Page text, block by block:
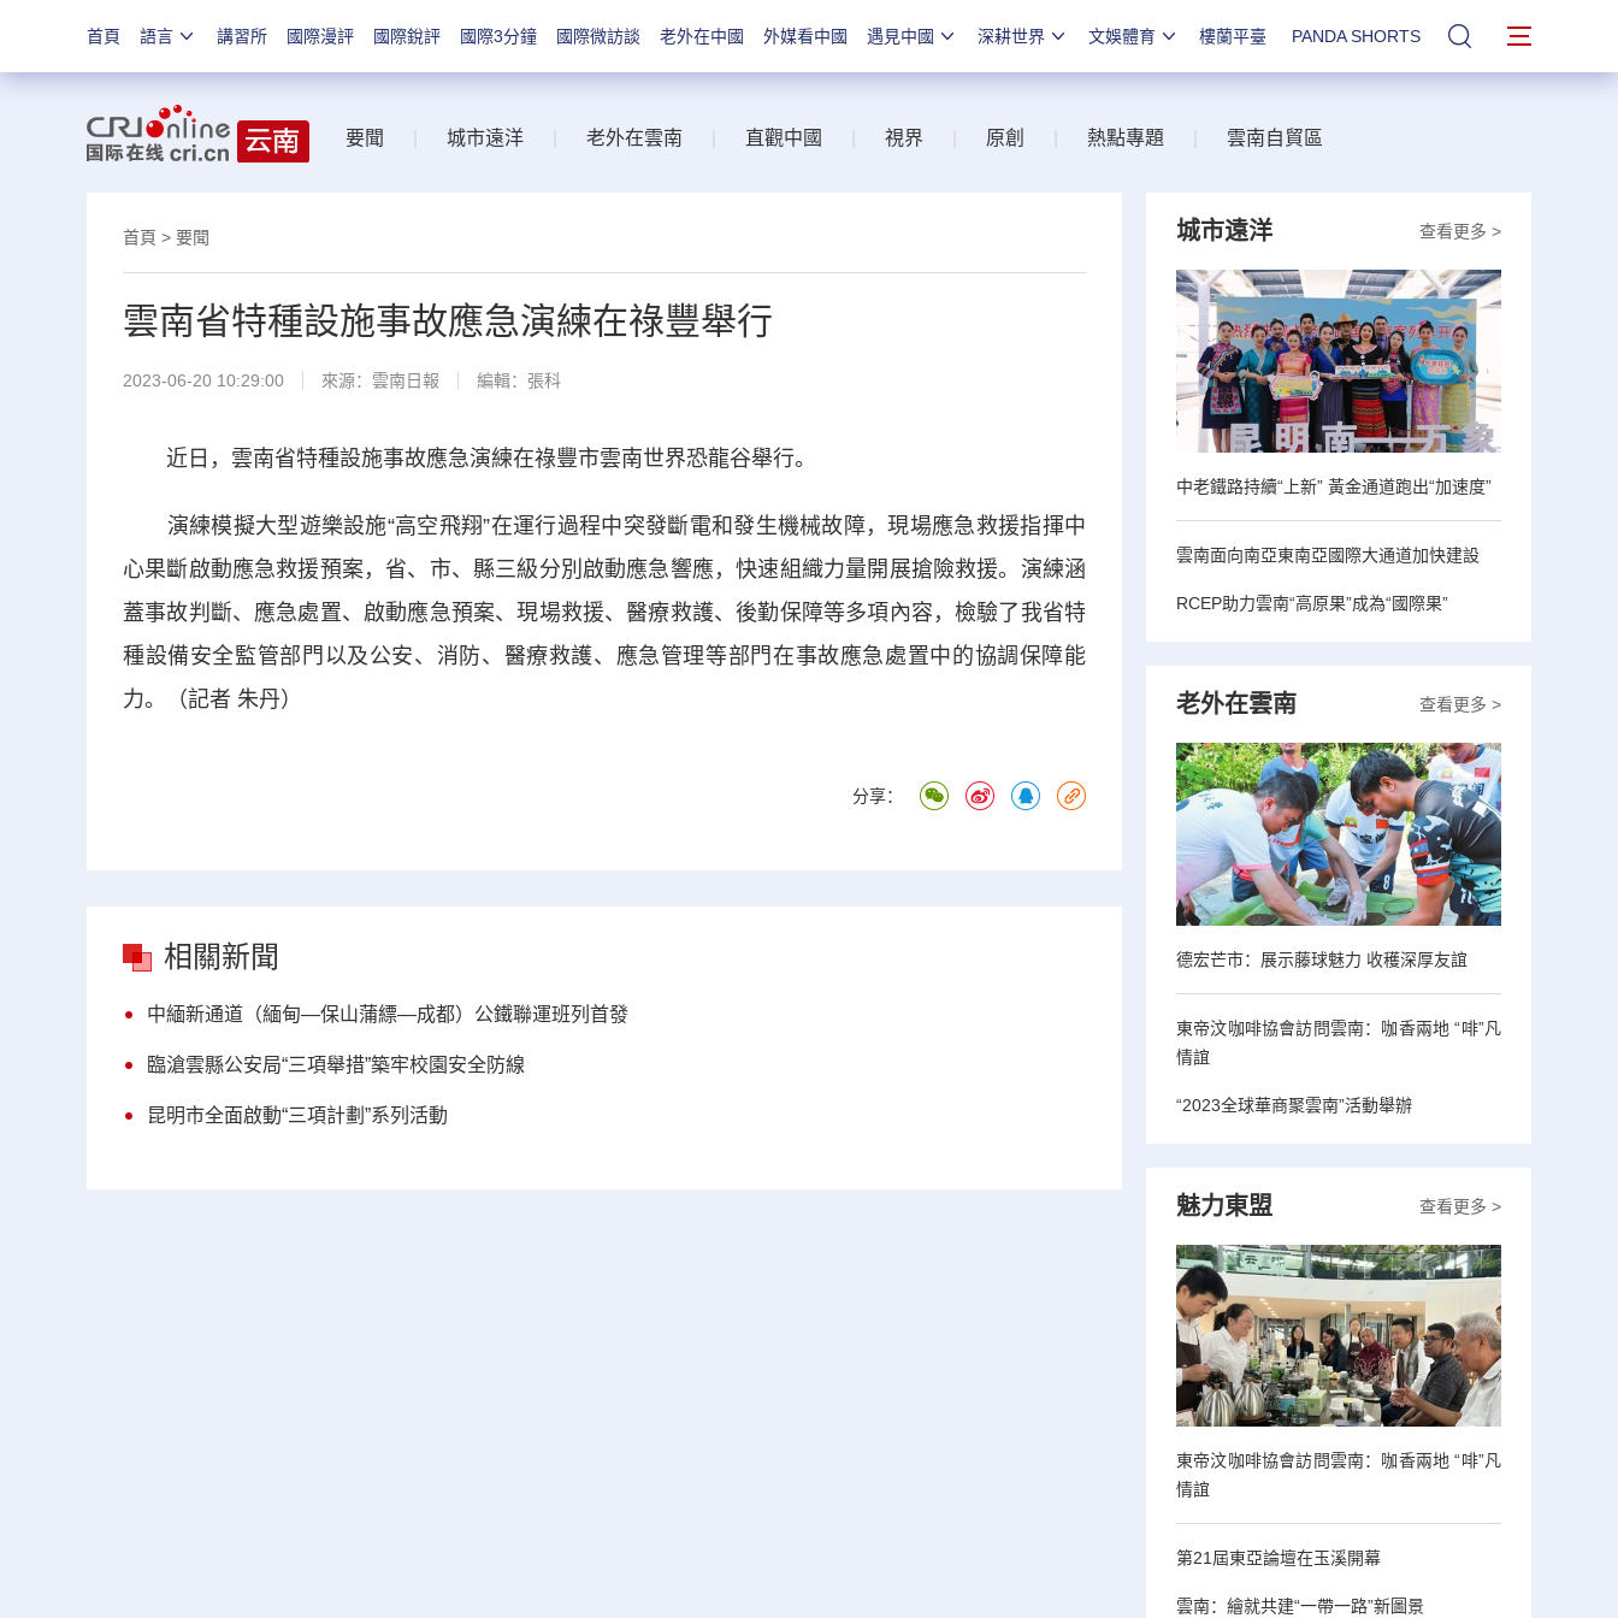
首頁 語言 講習所 國際漫評 國際銳評 國際3分鐘 國際微訪談 老外在中國 外媒看中國 遇見中國 深耕世界 文娛體育 樓蘭平臺 PANDA SHORTS 站內搜索
要聞 城市遠洋 老外在雲南 直觀中國 視界 原創 熱點專題 雲南自貿區
首頁 > 要聞
雲南省特種設施事故應急演練在祿豐舉行
2023-06-20 10:29:00 來源： 雲南日報 編輯：張科
近日，雲南省特種設施事故應急演練在祿豐市雲南世界恐龍谷舉行。
演練模擬大型遊樂設施“高空飛翔”在運行過程中突發斷電和發生機械故障，現場應急救援指揮中
心果斷啟動應急救援預案，省、市、縣三級分別啟動應急響應，快速組織力量開展搶險救援。演練涵
蓋事故判斷、應急處置、啟動應急預案、現場救援、醫療救護、後勤保障等多項內容，檢驗了我省特
種設備安全監管部門以及公安、消防、醫療救護、應急管理等部門在事故應急處置中的協調保障能
力。（記者 朱丹）
分享：
相關新聞
中緬新通道（緬甸—保山蒲縹—成都）公鐵聯運班列首發
臨滄雲縣公安局“三項舉措”築牢校園安全防線
昆明市全面啟動“三項計劃”系列活動
查看更多 >
城市遠洋
中老鐵路持續“上新” 黃金通道跑出“加速度”
雲南面向南亞東南亞國際大通道加快建設
RCEP助力雲南“高原果”成為“國際果”
查看更多 >
老外在雲南
德宏芒市：展示藤球魅力 收穫深厚友誼
東帝汶咖啡協會訪問雲南：咖香兩地 “啡”凡
情誼
“2023全球華商聚雲南”活動舉辦
查看更多 >
魅力東盟
東帝汶咖啡協會訪問雲南：咖香兩地 “啡”凡
情誼
第21屆東亞論壇在玉溪開幕
雲南：繪就共建“一帶一路”新圖景